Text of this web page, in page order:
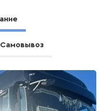
Самовывоз